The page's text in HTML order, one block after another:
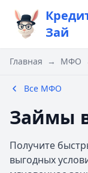
Зай
Главная → МФО
Все МФО
Займы
Получите
выгодных